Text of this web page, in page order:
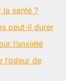
la santé ?
peut-il durer
l’anxiété
l’odeur de